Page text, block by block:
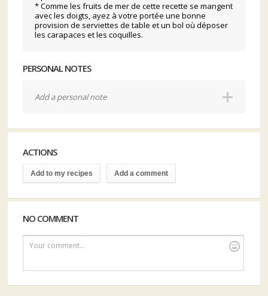
* Comme les fruits de mer de cette recette se mangent
avec les doigts, ayez à votre portée une bonne
provision de serviettes de table et un bol où déposer
les carapaces et les coquilles.
PERSONAL NOTES
Add a personal note
ACTIONS
Add to my recipes Add a comment
NO COMMENT
Your comment...